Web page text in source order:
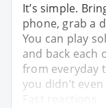
It’s simple.
phone, grab a
You can play
and back each
from everyday
you didn’t
Fast reactions